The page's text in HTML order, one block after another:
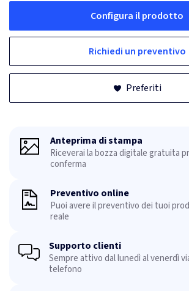
Configura il prodotto
Richiedi un preventivo
Preferiti
Anteprima di stampa
Riceverai la bozza digitale gratuita
conferma
Preventivo online
Puoi avere il preventivo dei tuoi
reale
Supporto clienti
Sempre attivo dal lunedì al venerdì
telefono